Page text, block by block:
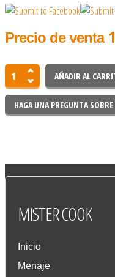
Precio de venta
HAGA UNA PREGUNTA
MISTERCOOK
Inicio
Menaje